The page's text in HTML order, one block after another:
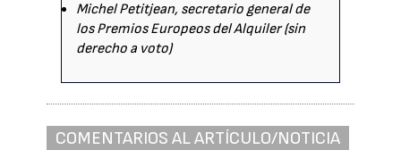
Michel Petitjean, secretario general de
los Premios Europeos del Alquiler (sin
derecho a voto)
COMENTARIOS AL ARTÍCULO/NOTICIA